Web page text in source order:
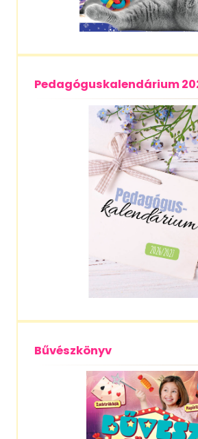
Pedagóguskalendárium
Bűvészkönyv